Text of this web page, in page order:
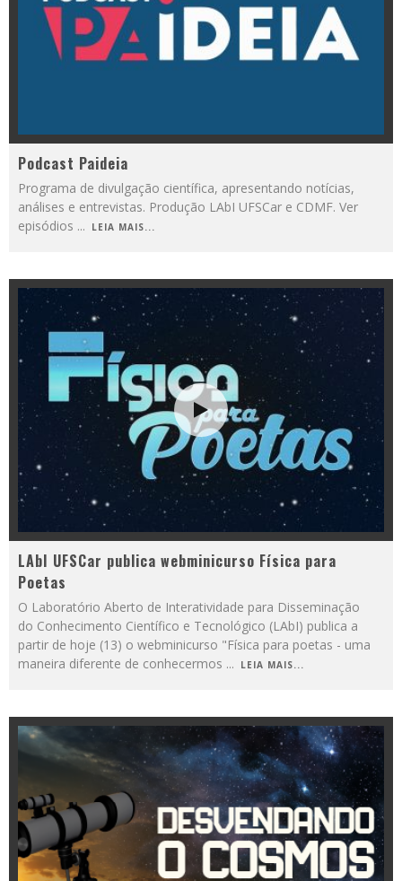
Podcast Paideia
Programa de divulgação científica, apresentando notícias,
análises e entrevistas. Produção LAbI UFSCar e CDMF. Ver
episódios ... LEIA MAIS...
LAbI UFSCar publica webminicurso Física para
Poetas
O Laboratório Aberto de Interatividade para Disseminação
do Conhecimento Científico e Tecnológico (LAbI) publica a
partir de hoje (13) o webminicurso "Física para poetas - uma
maneira diferente de conhecermos ... LEIA MAIS...